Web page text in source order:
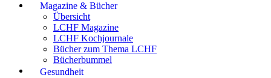
Magazine & Bücher
Übersicht
LCHF Magazine
LCHF Kochjournale
Bücher zum Thema LCHF
Bücherbummel
Gesundheit